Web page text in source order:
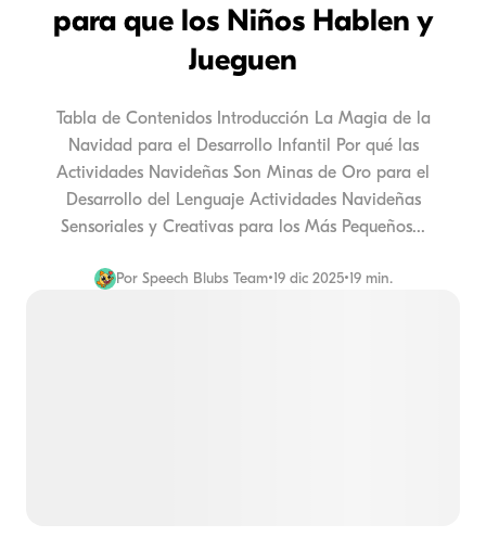
para que los Niños Hablen y
Jueguen
Tabla de Contenidos Introducción La Magia de la
Navidad para el Desarrollo Infantil Por qué las
Actividades Navideñas Son Minas de Oro para el
Desarrollo del Lenguaje Actividades Navideñas
Sensoriales y Creativas para los Más Pequeños...
Por Speech Blubs Team•19 dic 2025•19 min.